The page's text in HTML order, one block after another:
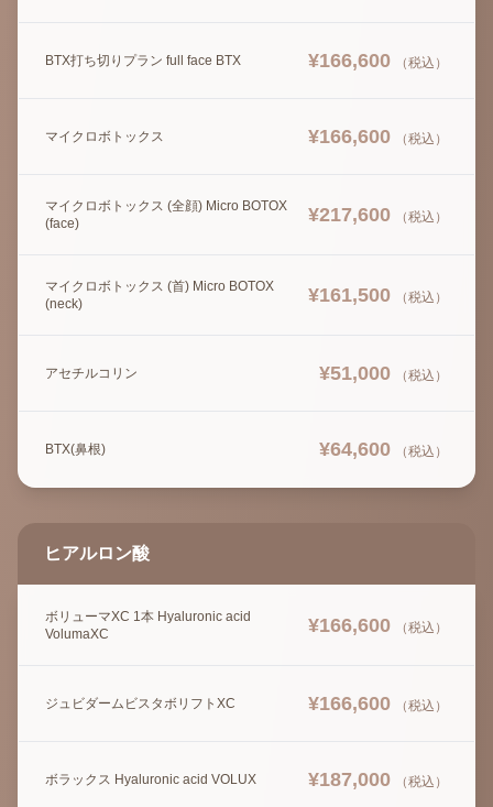
BTX打ち切りプラン full face BTX ¥166,600 （税込）
マイクロボトックス ¥166,600 （税込）
マイクロボトックス (全顔) Micro BOTOX
(face)
¥217,600 （税込）
マイクロボトックス (首) Micro BOTOX
(neck)
¥161,500 （税込）
アセチルコリン ¥51,000 （税込）
BTX(鼻根) ¥64,600 （税込）
ヒアルロン酸
ボリューマXC 1本 Hyaluronic acid
VolumaXC
¥166,600 （税込）
ジュビダームビスタボリフトXC ¥166,600 （税込）
ボラックス Hyaluronic acid VOLUX ¥187,000 （税込）